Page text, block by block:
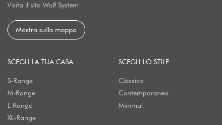
Visita il sito Wolf System
Mostra sulla mappa
SCEGLI LA TUA CASA
S-Range
M-Range
L-Range
XL-Range
SCEGLI LO STILE
Classico
Contemporaneo
Minimal